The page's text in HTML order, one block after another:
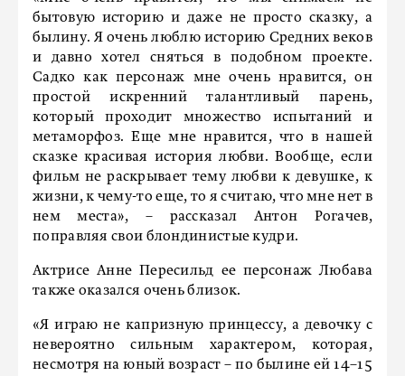
бытовую историю и даже не просто сказку, а
былину. Я очень люблю историю Средних веков
и давно хотел сняться в подобном проекте.
Садко как персонаж мне очень нравится, он
простой искренний талантливый парень,
который проходит множество испытаний и
метаморфоз. Еще мне нравится, что в нашей
сказке красивая история любви. Вообще, если
фильм не раскрывает тему любви к девушке, к
жизни, к чему-то еще, то я считаю, что мне нет в
нем места», – рассказал Антон Рогачев,
поправляя свои блондинистые кудри.
Актрисе Анне Пересильд ее персонаж Любава
также оказался очень близок.
«Я играю не капризную принцессу, а девочку с
невероятно сильным характером, которая,
несмотря на юный возраст – по былине ей 14–15